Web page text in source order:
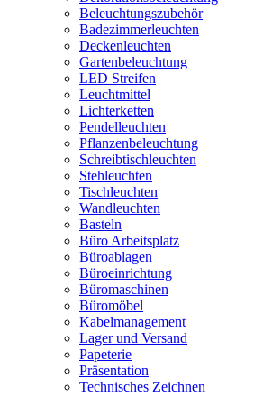
Beleuchtungszubehör
Badezimmerleuchten
Deckenleuchten
Gartenbeleuchtung
LED Streifen
Leuchtmittel
Lichterketten
Pendelleuchten
Pflanzenbeleuchtung
Schreibtischleuchten
Stehleuchten
Tischleuchten
Wandleuchten
Basteln
Büro Arbeitsplatz
Büroablagen
Büroeinrichtung
Büromaschinen
Büromöbel
Kabelmanagement
Lager und Versand
Papeterie
Präsentation
Technisches Zeichnen